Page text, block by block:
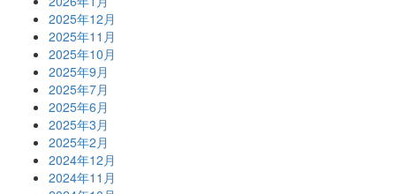
2025年12月
2025年11月
2025年10月
2025年9月
2025年7月
2025年6月
2025年3月
2025年2月
2024年12月
2024年11月